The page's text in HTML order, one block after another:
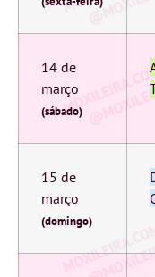
14 de
março
(sábado)
15 de
março
(domingo)